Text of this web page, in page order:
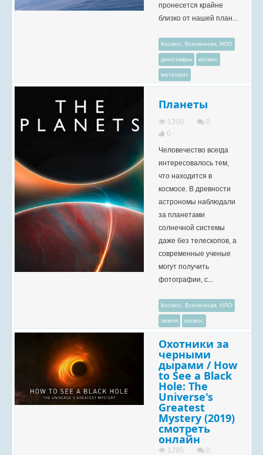
пронесется крайне
близко от нашей план...
Космос, Вселенная, НЛО
динозавры космос
метеорит
Планеты
1200
0
0
Человечество всегда
интересовалось тем,
что находится в
космосе. В древности
астрономы наблюдали
за планетами
солнечной системы
даже без телескопов, а
современные ученые
могут получить
фотографии, с...
Космос, Вселенная, НЛО
земля космос
Охотники за
черными
дырами / How
to See a Black
Hole: The
Universe's
Greatest
Mystery (2019)
смотреть
онлайн
1295
0